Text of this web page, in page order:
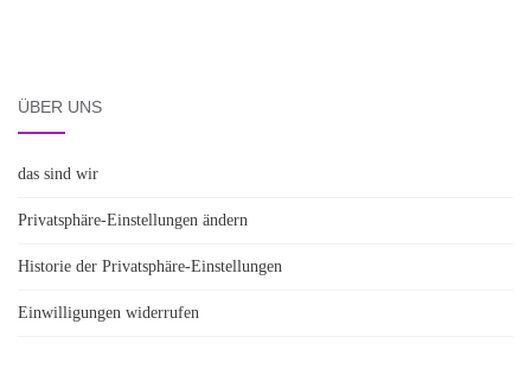
ÜBER UNS
das sind wir
Privatsphäre-Einstellungen ändern
Historie der Privatsphäre-Einstellungen
Einwilligungen widerrufen